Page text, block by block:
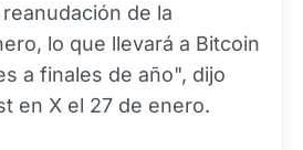
de la
lo que llevará a Bitcoin
a finales de año", dijo
en X el 27 de enero.